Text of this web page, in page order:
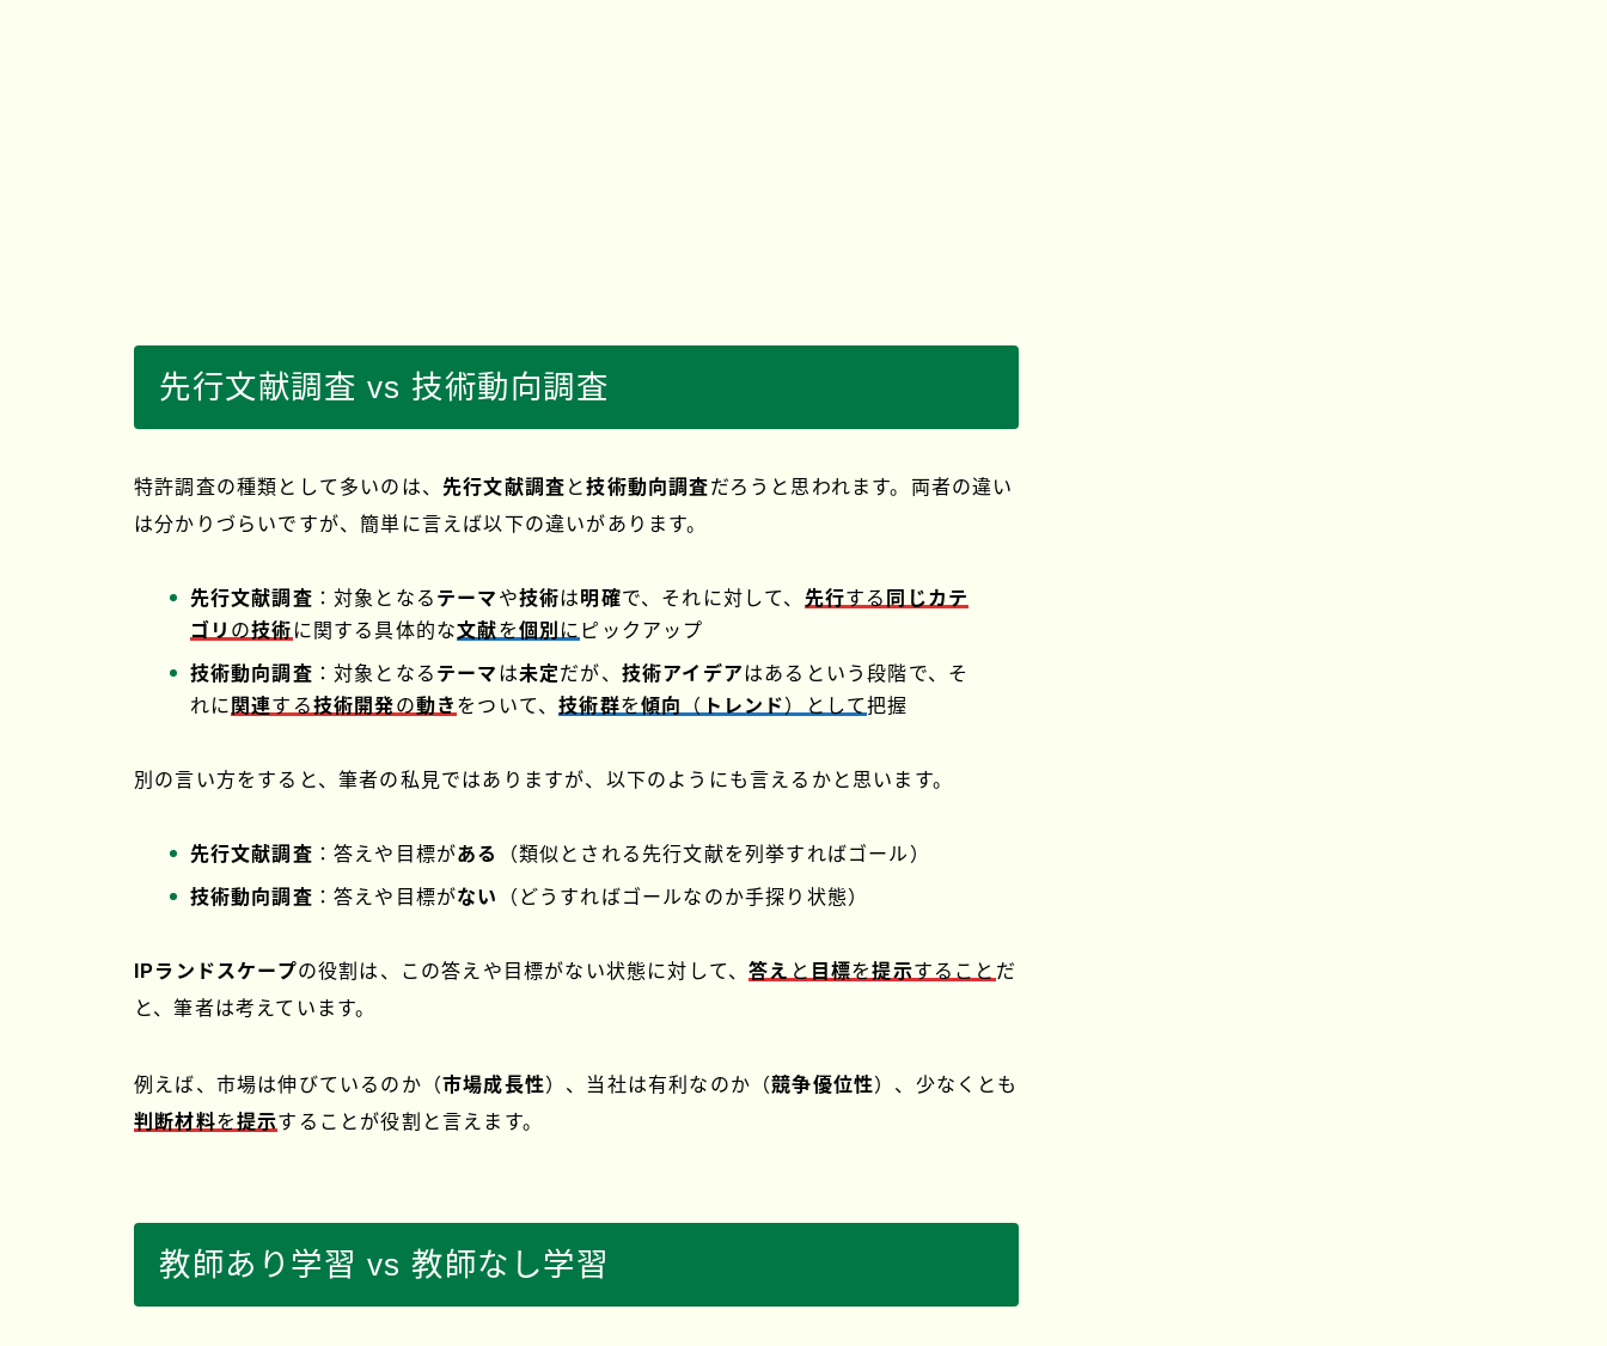
先行文献調査 vs 技術動向調査
特許調査の種類として多いのは、 先行文献調査 と技術動向調査だろうと思われます。両者の違い
は分かりづらいですが、簡単に言えば以下の違いがあります。
先行文献調査 ：対象となる テーマ や技術は明確で、それに対して、 先行する 同じカテ
ゴリ の技術 に関する具体的な文献を個別 に ピックアップ
技術動向調査 ：対象となる テーマ は未定だが、 技術アイデアはあるという段階で、そ
れに 関連する技術開発の動き をついて、技術群を傾向 （ トレンド）として把握
別の言い方をすると、筆者の私見ではありますが、以下のようにも言えるかと思います。
先行文献調査 ：答えや目標がある （類似とされる先行文献を列挙すればゴール）
技術動向調査 ：答えや目標がない （どうすればゴールなのか手探り状態）
IPランドスケープの役割は、この答えや目標がない状態に対して、答え と 目標を提示すること だ
と、筆者は考えています。
例えば、市場は伸びているのか（市場成長性）、当社は有利なのか（競争優位性）、少なくとも
判断材料を提示することが役割と言えます。
教師あり学習 vs 教師なし学習